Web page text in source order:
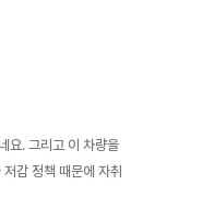
요. 그리고 이 차량을
감 정책 때문에 자취